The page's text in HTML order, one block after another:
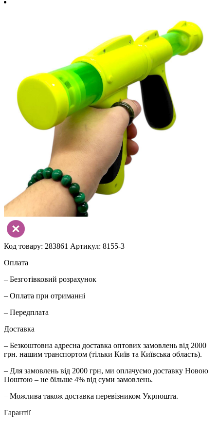
Код товару: 283861 Артикул: 8155-3
Оплата
– Безготівковий розрахунок
– Оплата при отриманні
– Передплата
Доставка
– Безкоштовна адресна доставка оптових замовлень від 2000
грн. нашим транспортом (тільки Київ та Київська область).
– Для замовлень від 2000 грн, ми оплачуємо доставку Новою
Поштою – не більше 4% від суми замовлень.
– Можлива також доставка перевізником Укрпошта.
Гарантії